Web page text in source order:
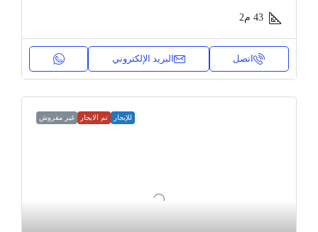
43 م2
اتصل البريد الإلكتروني
للإيجار تم الايجار غير مفروش